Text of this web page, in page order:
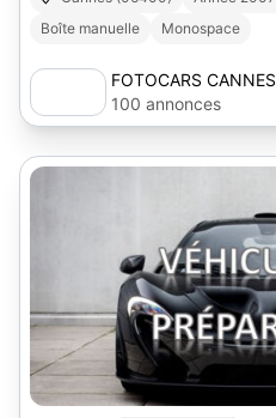
Boîte manuelle
Monospace
FOTOCARS CANNES
100 annonces